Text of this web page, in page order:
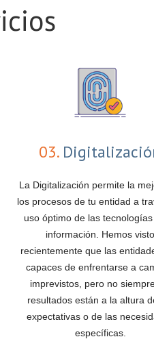
03.
La Digitalización permite la
los procesos de tu entidad a
uso óptimo de las
información. Hemos visto
recientemente que las
capaces de enfrentarse a
imprevistos, pero no
resultados están a la altura
expectativas o de las
específicas.